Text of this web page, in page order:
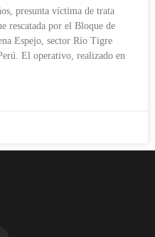
presunta víctima de trata
rescatada por el Bloque de
Espejo, sector Río Tigre
El operativo, realizado en